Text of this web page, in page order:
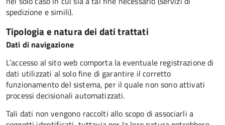
spedizione e simili).
Tipologia e natura dei dati trattati
Dati di navigazione
L’accesso al sito web comporta la eventuale registrazione di
dati utilizzati al solo fine di garantire il corretto
funzionamento del sistema, per il quale non sono attivati
processi decisionali automatizzati.
Tali dati non vengono raccolti allo scopo di associarli a